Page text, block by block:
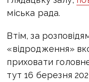
міська рада.
Втім, за
«відродження»
приховати
тут 16 березня